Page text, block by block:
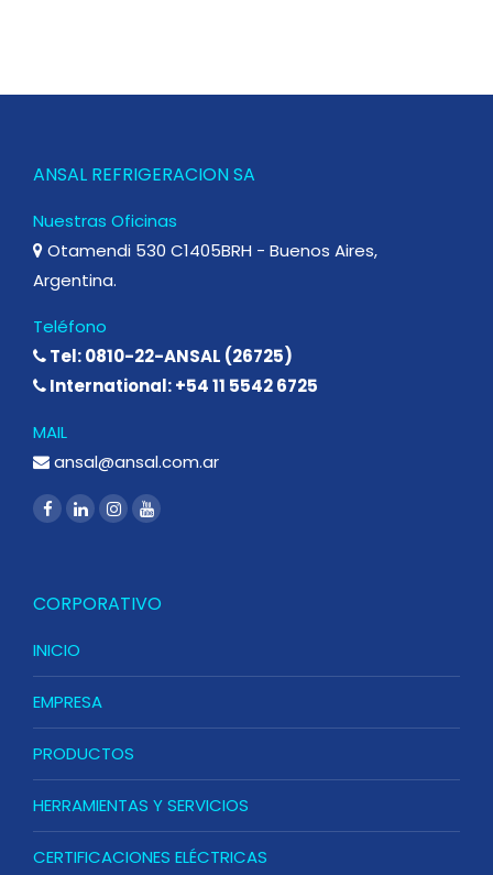
ANSAL REFRIGERACION SA
Nuestras Oficinas
Otamendi 530 C1405BRH - Buenos Aires,
Argentina.
Teléfono
Tel: 0810-22-ANSAL (26725)
International: +54 11 5542 6725
MAIL
ansal@ansal.com.ar
CORPORATIVO
INICIO
EMPRESA
PRODUCTOS
HERRAMIENTAS Y SERVICIOS
CERTIFICACIONES ELÉCTRICAS